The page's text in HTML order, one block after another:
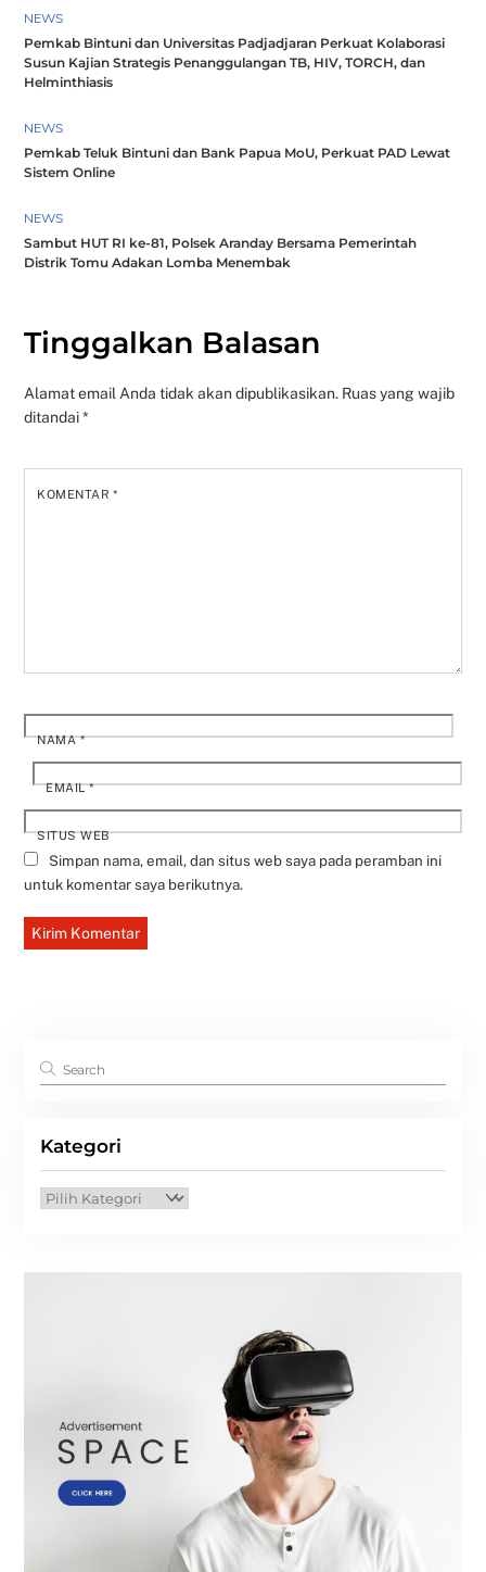
NEWS
Pemkab Bintuni dan Universitas Padjadjaran Perkuat Kolaborasi
Susun Kajian Strategis Penanggulangan TB, HIV, TORCH, dan
Helminthiasis
NEWS
Pemkab Teluk Bintuni dan Bank Papua MoU, Perkuat PAD Lewat
Sistem Online
NEWS
Sambut HUT RI ke-81, Polsek Aranday Bersama Pemerintah
Distrik Tomu Adakan Lomba Menembak
Tinggalkan Balasan
Alamat email Anda tidak akan dipublikasikan. Ruas yang wajib
ditandai*
KOMENTAR*
NAMA*
EMAIL*
SITUS WEB
Simpan nama, email, dan situs web saya pada peramban ini
untuk komentar saya berikutnya.
Kategori
Kategori